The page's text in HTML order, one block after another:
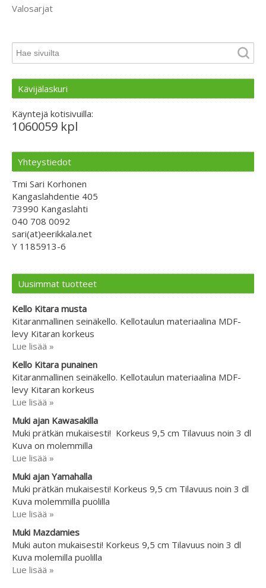
Valosarjat
Kävijälaskuri
Käyntejä kotisivuilla:
1060059 kpl
Yhteystiedot
Tmi Sari Korhonen
Kangaslahdentie 405
73990 Kangaslahti
040 708 0092
sari(at)eerikkala.net
Y 1185913-6
Uusimmat tuotteet
Kello Kitara musta
Kitaranmallinen seinäkello. Kellotaulun materiaalina MDF-
levy Kitaran korkeus
Lue lisää »
Kello Kitara punainen
Kitaranmallinen seinäkello. Kellotaulun materiaalina MDF-
levy Kitaran korkeus
Lue lisää »
Muki ajan Kawasakilla
Muki prätkän mukaisesti! Korkeus 9,5 cm Tilavuus noin 3 dl
Kuva on molemmilla
Lue lisää »
Muki ajan Yamahalla
Muki prätkän mukaisesti! Korkeus 9,5 cm Tilavuus noin 3 dl
Kuva molemmilla puolilla
Lue lisää »
Muki Mazdamies
Muki auton mukaisesti! Korkeus 9,5 cm Tilavuus noin 3 dl
Kuva molemilla puolilla
Lue lisää »